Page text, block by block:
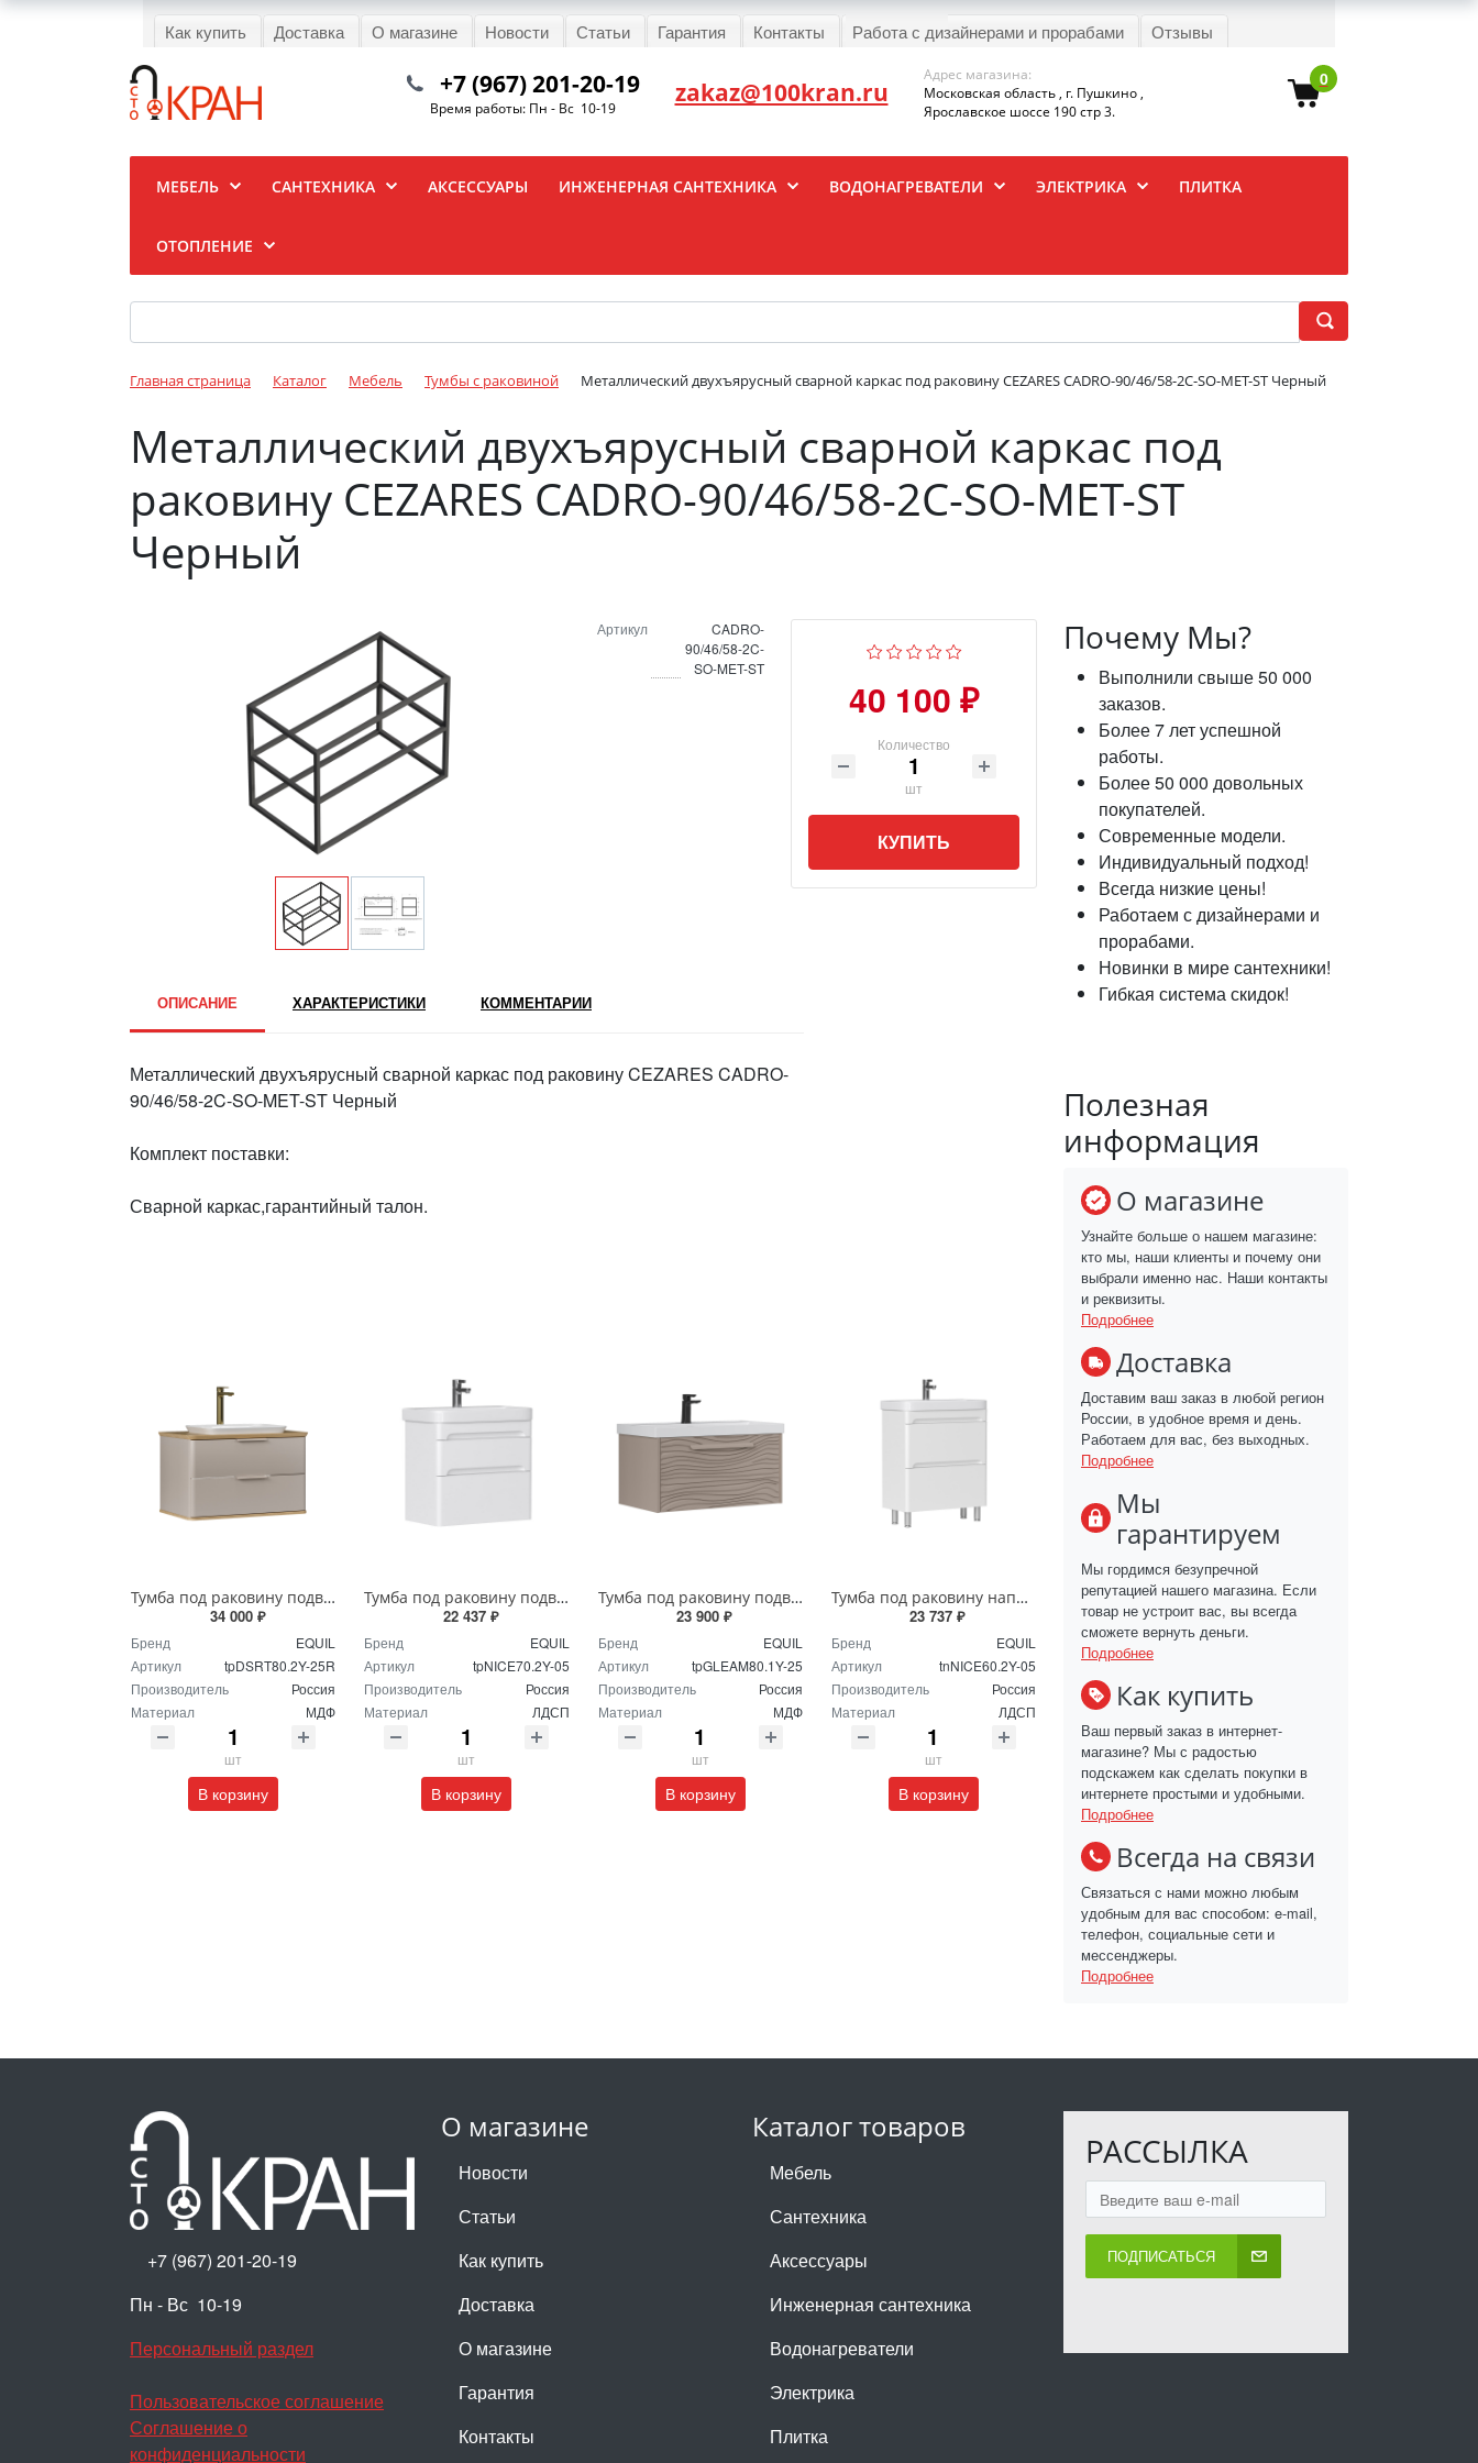
Как купить Доставка О магазине Новости Статьи Гарантия Контакты Работа с дизайнерами и прорабами Отзывы
0
+7 (967) 201-20-19
Время работы: Пн - Вс 10-19 zakaz@100kran.ru
Адрес магазина:
Московская область , г. Пушкино ,
Ярославское шоссе 190 стр 3.
МЕБЕЛЬ САНТЕХНИКА АКСЕССУАРЫ ИНЖЕНЕРНАЯ САНТЕХНИКА ВОДОНАГРЕВАТЕЛИ ЭЛЕКТРИКА ПЛИТКА
ОТОПЛЕНИЕ
Главная страница Каталог Мебель Тумбы с раковиной Металлический двухъярусный сварной каркас под раковину CEZARES CADRO-90/46/58-2C-SO-MET-ST Черный
Металлический двухъярусный сварной каркас под
раковину CEZARES CADRO-90/46/58-2C-SO-MET-ST
Черный
Артикул
CADRO-
90/46/58-2C-
SO-MET-ST
40 100 ₽
Количество
шт
КУПИТЬ
ОПИСАНИЕ ХАРАКТЕРИСТИКИ КОММЕНТАРИИ
Металлический двухъярусный сварной каркас под раковину CEZARES CADRO-
90/46/58-2C-SO-MET-ST Черный
Комплект поставки:
Сварной каркас,гарантийный талон.
Тумба под раковину подвесная EQUIL Десерт 80.2Я/Desert 80.2Y с ручками в цвет амарок tpDSRT80.2Y-25R амарок/дуб
34 000 ₽
Бренд
EQUIL
Артикул
tpDSRT80.2Y-25R
Производитель
Россия
Материал
МДФ
шт
В корзину
Тумба под раковину подвесная EQUIL Найс 70 см tpNICE70.2Y-05 белая
22 437 ₽
Бренд
EQUIL
Артикул
tpNICE70.2Y-05
Производитель
Россия
Материал
ЛДСП
шт
В корзину
Тумба под раковину подвесная EQUIL Глеам 80.1Я/Gleam 80.1Y амарок/дуб вотан tpGLEAM80.1Y-25
23 900 ₽
Бренд
EQUIL
Артикул
tpGLEAM80.1Y-25
Производитель
Россия
Материал
МДФ
шт
В корзину
Тумба под раковину напольная EQUIL Найс 60 см tnNICE60.2Y-05 белая
23 737 ₽
Бренд
EQUIL
Артикул
tnNICE60.2Y-05
Производитель
Россия
Материал
ЛДСП
шт
В корзину
Почему Мы?
Выполнили свыше 50 000
заказов.
Более 7 лет успешной
работы.
Более 50 000 довольных
покупателей.
Современные модели.
Индивидуальный подход!
Всегда низкие цены!
Работаем с дизайнерами и
прорабами.
Новинки в мире сантехники!
Гибкая система скидок!
Полезная
информация
О магазине
Узнайте больше о нашем магазине:
кто мы, наши клиенты и почему они
выбрали именно нас. Наши контакты
и реквизиты.
Подробнее
Доставка
Доставим ваш заказ в любой регион
России, в удобное время и день.
Работаем для вас, без выходных.
Подробнее
Мы
гарантируем
Мы гордимся безупречной
репутацией нашего магазина. Если
товар не устроит вас, вы всегда
сможете вернуть деньги.
Подробнее
Как купить
Ваш первый заказ в интернет-
магазине? Мы с радостью
подскажем как сделать покупки в
интернете простыми и удобными.
Подробнее
Всегда на связи
Связаться с нами можно любым
удобным для вас способом: e-mail,
телефон, социальные сети и
мессенджеры.
Подробнее
О магазине
Новости
Статьи
Как купить
Доставка
О магазине
Гарантия
Контакты
Каталог товаров
Мебель
Сантехника
Аксессуары
Инженерная сантехника
Водонагреватели
Электрика
Плитка
РАССЫЛКА
ПОДПИСАТЬСЯ
+7 (967) 201-20-19
Пн - Вс 10-19
Персональный раздел
Пользовательское соглашение
Соглашение о
конфиденциальности